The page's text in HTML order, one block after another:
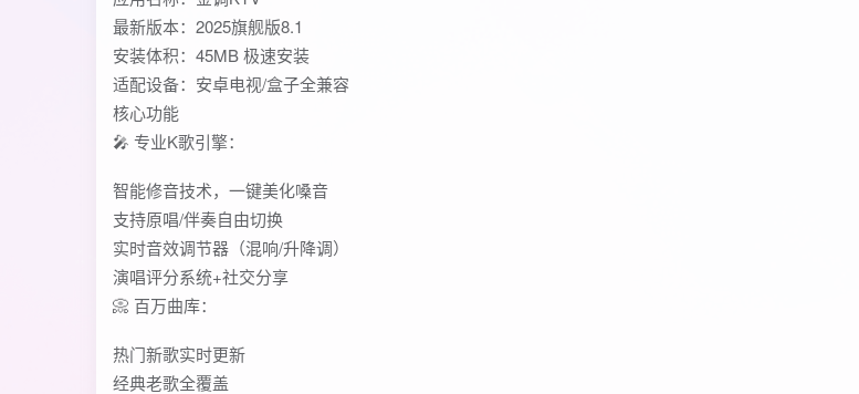
‌最新版本‌：2025旗舰版8.1
‌安装体积‌：45MB 极速安装
‌适配设备‌：安卓电视/盒子全兼容
核心功能
🎤 ‌专业K歌引擎‌：
智能修音技术，一键美化嗓音
支持原唱/伴奏自由切换
实时音效调节器（混响/升降调）
演唱评分系统+社交分享
📀 ‌百万曲库‌：
热门新歌实时更新
经典老歌全覆盖